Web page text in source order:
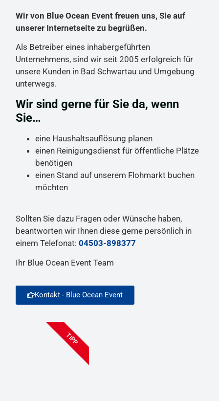
Wir von Blue Ocean Event freuen uns, Sie auf
unserer Internetseite zu begrüßen.
Als Betreiber eines inhabergeführten
Unternehmens, sind wir seit 2005 erfolgreich für
unsere Kunden in Bad Schwartau und Umgebung
unterwegs.
Wir sind gerne für Sie da, wenn
Sie…
eine Haushaltsauflösung planen
einen Reinigungsdienst für öffentliche Plätze
benötigen
einen Stand auf unserem Flohmarkt buchen
möchten
Sollten Sie dazu Fragen oder Wünsche haben,
beantworten wir Ihnen diese gerne persönlich in
einem Telefonat:04503-898377
Ihr Blue Ocean Event Team
Kontakt - Blue Ocean Event
TIPP